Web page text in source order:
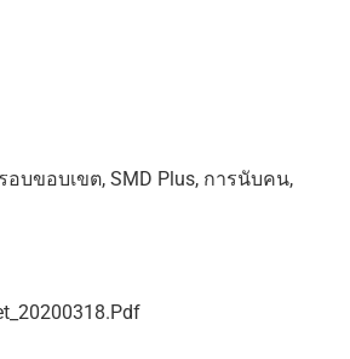
บขอบเขต, SMD Plus, การนับคน,